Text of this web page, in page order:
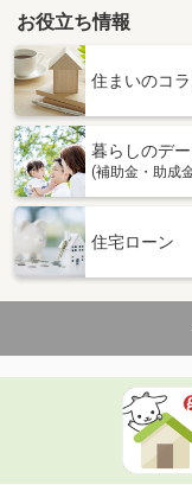
お役立ち情報
住まいのコラ
暮らしのデー
(補助金・助成
住宅ローン